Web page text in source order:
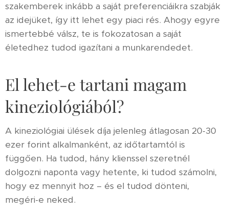
szakemberek inkább a saját preferenciáikra szabják
az idejüket, így itt lehet egy piaci rés. Ahogy egyre
ismertebbé válsz, te is fokozatosan a saját
életedhez tudod igazítani a munkarendedet.
El lehet-e tartani magam
kineziológiából?
A kineziológiai ülések díja jelenleg átlagosan 20-30
ezer forint alkalmanként, az időtartamtól is
függően. Ha tudod, hány klienssel szeretnél
dolgozni naponta vagy hetente, ki tudod számolni,
hogy ez mennyit hoz – és el tudod dönteni,
megéri-e neked.